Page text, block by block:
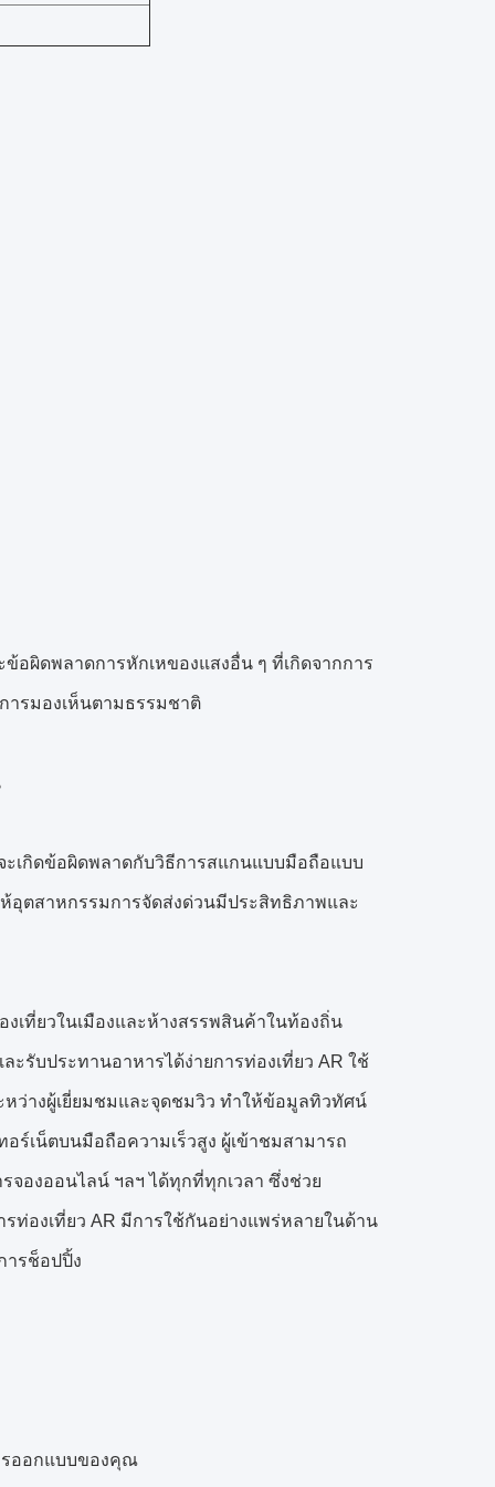
อผิดพลาดการหักเหของแสงอื่น ๆ ที่เกิดจากการ
ารมองเห็นตามธรรมชาติ
ะเกิดข้อผิดพลาดกับวิธีการสแกนแบบมือถือแบบ
อุตสาหกรรมการจัดส่งด่วนมีประสิทธิภาพและ
เที่ยวในเมืองและห้างสรรพสินค้าในท้องถิ่น
รับประทานอาหารได้ง่ายการท่องเที่ยว AR ใช้
หว่างผู้เยี่ยมชมและจุดชมวิว ทำให้ข้อมูลทิวทัศน์
ร์เน็ตบนมือถือความเร็วสูง ผู้เข้าชมสามารถ
จองออนไลน์ ฯลฯ ได้ทุกที่ทุกเวลา ซึ่งช่วย
ท่องเที่ยว AR มีการใช้กันอย่างแพร่หลายในด้าน
ารช็อปปิ้ง
รออกแบบของคุณ